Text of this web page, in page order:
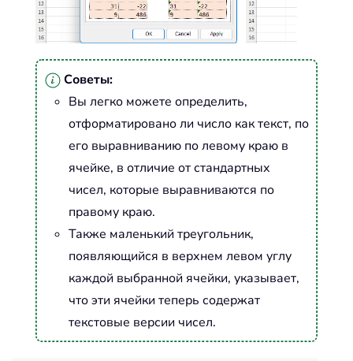
Советы:
Вы легко можете определить,
отформатировано ли число как текст, по
его выравниванию по левому краю в
ячейке, в отличие от стандартных
чисел, которые выравниваются по
правому краю.
Также маленький треугольник,
появляющийся в верхнем левом углу
каждой выбранной ячейки, указывает,
что эти ячейки теперь содержат
текстовые версии чисел.